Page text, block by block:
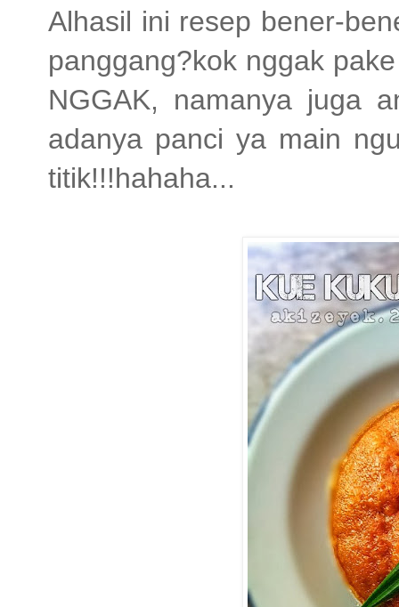
Alhasil ini resep bener-
panggang?kok nggak
NGGAK, namanya juga
adanya panci ya main
titik!!!hahaha...